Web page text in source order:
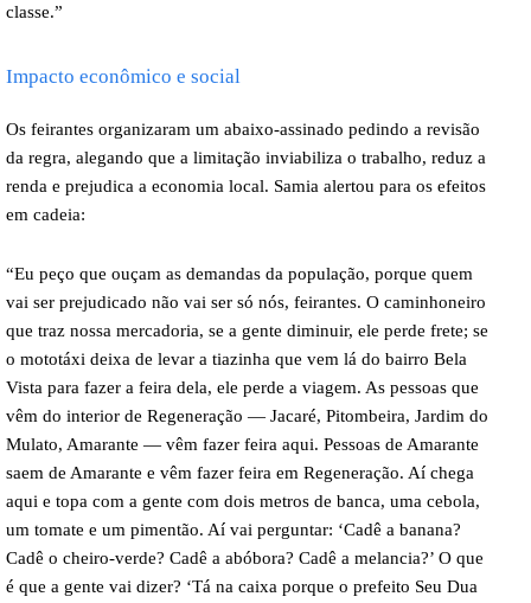
classe.”
Impacto econômico e social
Os feirantes organizaram um abaixo-assinado pedindo a revisão
da regra, alegando que a limitação inviabiliza o trabalho, reduz a
renda e prejudica a economia local. Samia alertou para os efeitos
em cadeia:
“Eu peço que ouçam as demandas da população, porque quem
vai ser prejudicado não vai ser só nós, feirantes. O caminhoneiro
que traz nossa mercadoria, se a gente diminuir, ele perde frete; se
o mototáxi deixa de levar a tiazinha que vem lá do bairro Bela
Vista para fazer a feira dela, ele perde a viagem. As pessoas que
vêm do interior de Regeneração — Jacaré, Pitombeira, Jardim do
Mulato, Amarante — vêm fazer feira aqui. Pessoas de Amarante
saem de Amarante e vêm fazer feira em Regeneração. Aí chega
aqui e topa com a gente com dois metros de banca, uma cebola,
um tomate e um pimentão. Aí vai perguntar: ‘Cadê a banana?
Cadê o cheiro-verde? Cadê a abóbora? Cadê a melancia?’ O que
é que a gente vai dizer? ‘Tá na caixa porque o prefeito Seu Dua